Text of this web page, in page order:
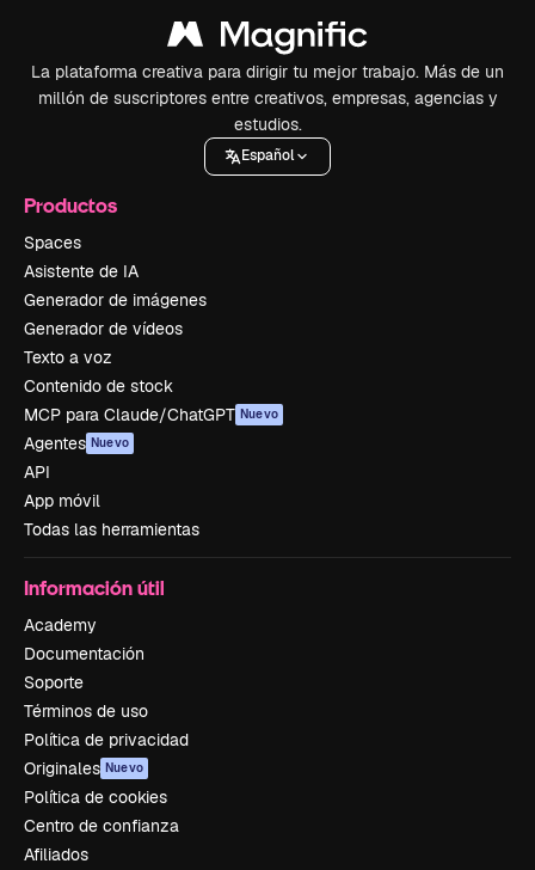
La plataforma creativa para dirigir tu mejor trabajo. Más de un
millón de suscriptores entre creativos, empresas, agencias y
estudios.
Español
Productos
Spaces
Asistente de IA
Generador de imágenes
Generador de vídeos
Texto a voz
Contenido de stock
MCP para Claude/ChatGPT Nuevo
Agentes Nuevo
API
App móvil
Todas las herramientas
Información útil
Academy
Documentación
Soporte
Términos de uso
Política de privacidad
Originales Nuevo
Política de cookies
Centro de confianza
Afiliados